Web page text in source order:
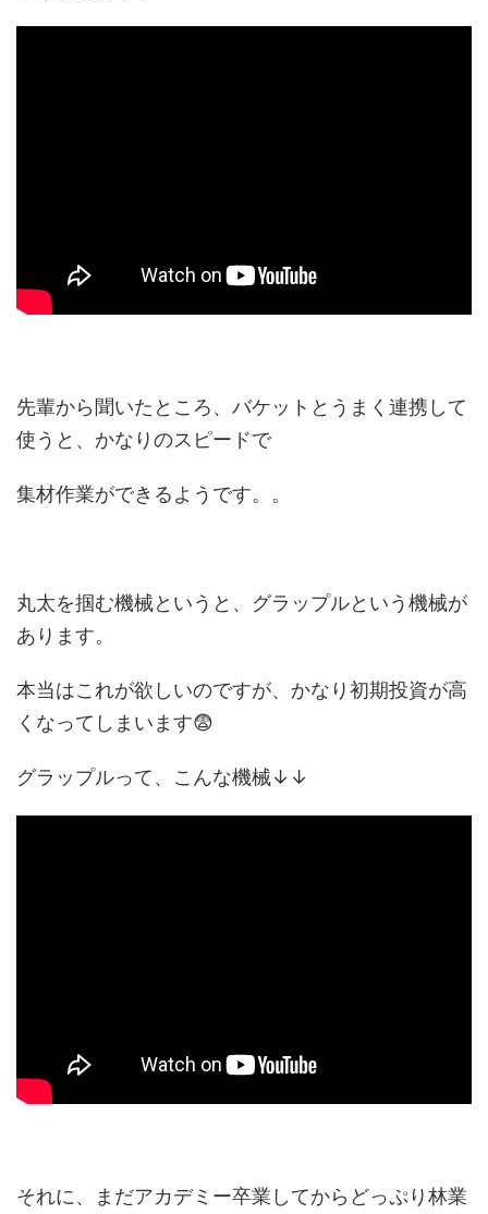
先輩から聞いたところ、バケットとうまく連携して
使うと、かなりのスピードで
集材作業ができるようです。。
丸太を掴む機械というと、グラップルという機械が
あります。
本当はこれが欲しいのですが、かなり初期投資が高
くなってしまいます😨
グラップルって、こんな機械↓↓
それに、まだアカデミー卒業してからどっぷり林業